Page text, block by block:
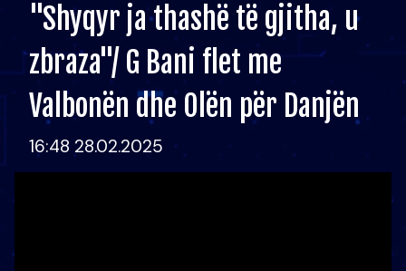
"Shyqyr ja thashë të gjitha, u
zbraza"/ G Bani flet me
Valbonën dhe Olën për Danjën
16:48 28.02.2025